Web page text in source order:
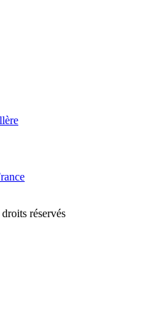
réservés